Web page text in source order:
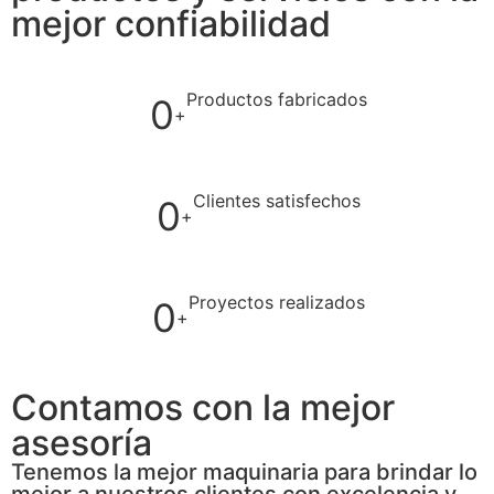
mejor confiabilidad
0+
Productos fabricados
0+
Clientes satisfechos
0+
Proyectos realizados
Contamos con la mejor
asesoría
Tenemos la mejor maquinaria para brindar lo